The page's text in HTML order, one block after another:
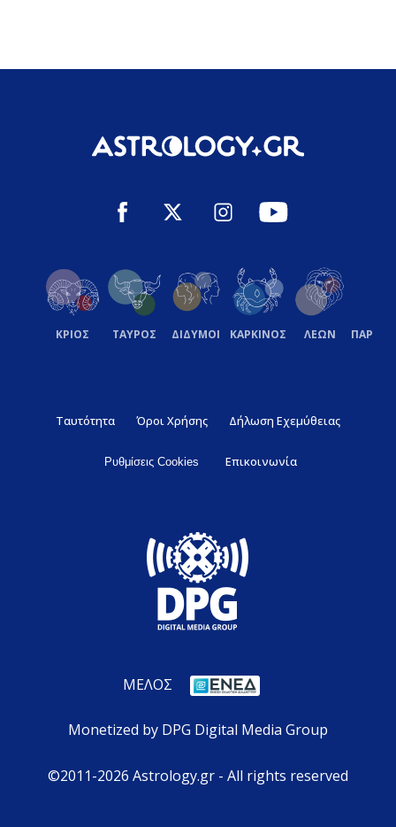
ΚΡΙΟΣ ΤΑΥΡΟΣ ΔΙΔΥΜΟΙ ΚΑΡΚΙΝΟΣ ΛΕΩΝ
Ταυτότητα Όροι Χρήσης Δήλωση Εχεμύθειας
Ρυθμίσεις Cookies Επικοινωνία
ΜΕΛΟΣ
Monetized by DPG Digital Media Group
©2011-2026 Astrology.gr - All rights reserved